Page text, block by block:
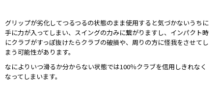
グリップが劣化してつるつるの状態のまま使用すると気づかないうちに
手に力が入ってしまい、スイングの力みに繋がりますし、インパクト時
にクラブがすっぽ抜けたらクラブの破損や、周りの方に怪我をさせてし
まう可能性があります。
なによりいつ滑るか分からない状態では100％クラブを信用しきれなく
なってしまいます。